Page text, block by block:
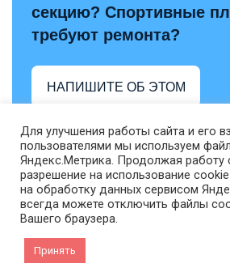
секцию? Спортивные
требуют ремонта?
НАПИШИТЕ ОБ ЭТОМ
Для улучшения работы сайта и его
пользователями мы используем
Яндекс.Метрика. Продолжая работу
разрешение на использование
на обработку данных сервисом
всегда можете отключить файлы
Вашего браузера.
Принять